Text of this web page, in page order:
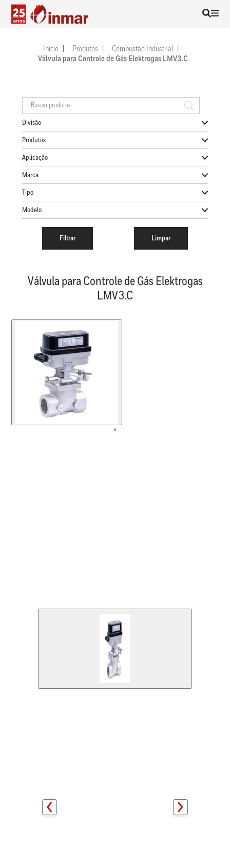
Início Produtos
Combustão Industrial
Válvula para Controle de Gás Elektrogas LMV3.C
Divisão
Produtos
Aplicação
Marca
Tipo
Modelo
Válvula para Controle de Gás Elektrogas
LMV3.C
×